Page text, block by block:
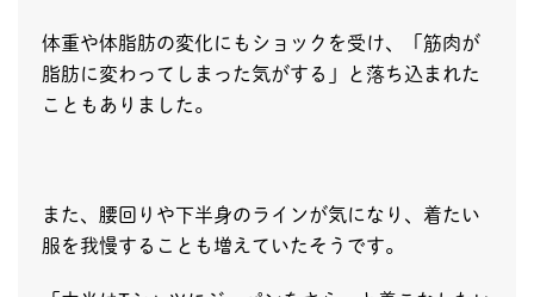
体重や体脂肪の変化にもショックを受け、「筋肉が
脂肪に変わってしまった気がする」と落ち込まれた
こともありました。
また、腰回りや下半身のラインが気になり、着たい
服を我慢することも増えていたそうです。